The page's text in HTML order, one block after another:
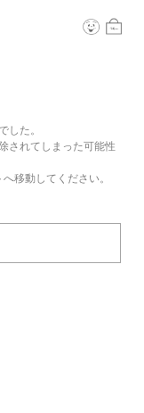
した。
されてしまった可能性
移動してください。